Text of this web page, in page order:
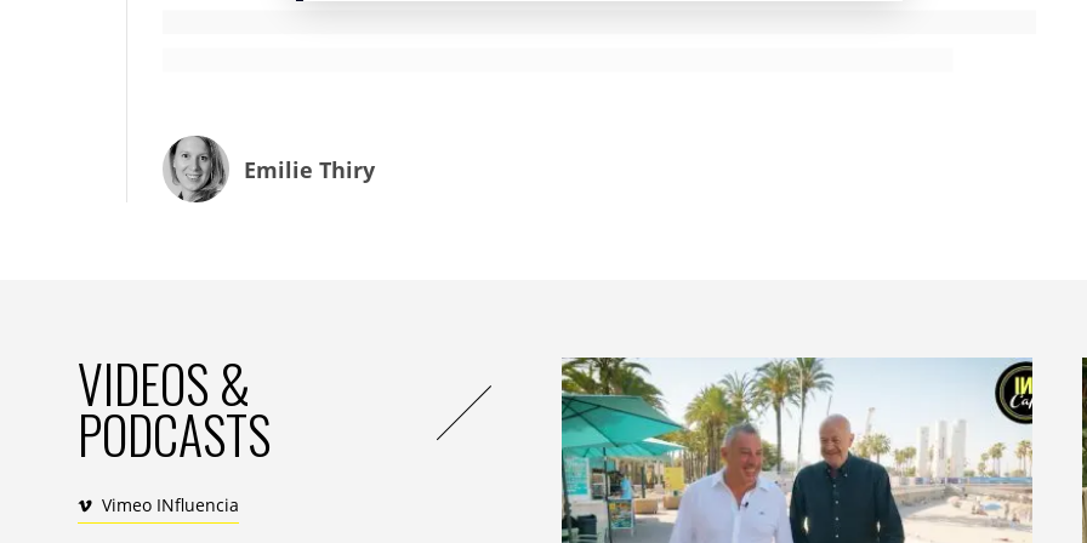
cours.
Et d’autre part, au travail de mobilisation de l’ensemble des acteurs qui œuvrent depuis de
nombreuses années pour la préservation de la biodiversité.
TG : Comment se positionne la France sur les questions de la biodiversité (en avance/ en retard vs les
autres pays, objectifs de la nouvelle stratégie nationale) ? Est-ce qu’à l’issue de ce congrès
international vous avez vu des initiatives inspirantes dans d’autres pays ?
BA :A l’international, les politiques publiques françaises en matière de préservation de
l’environnement sont reconnues et saluées. Le président de la République a lancé en janvier
Emilie Thiry
VIDEOS &
PODCASTS
Vimeo INfluencia